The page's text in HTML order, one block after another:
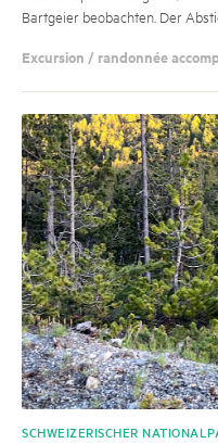
Bartgeier beobachten. Der
Excursion / randonnée
SCHWEIZERISCHER